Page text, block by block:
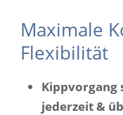
Maximale
Flexibilität
Kippvorgang
jederzeit &